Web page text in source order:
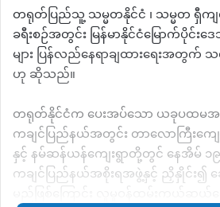
တရုတ်ပြည်သူ့ သမ္မတနိုင်ငံ ၊ သမ္မတ ရှီကျင့်
ခရီးစဉ်အတွင်း မြန်မာနိုင်ငံမြောက်ပိုင်းဒ
များ ပြန်လည်နေရာချထားရေးအတွက်
ဟု ဆိုသည်။
တရုတ်နိုင်ငံက ပေးအပ်သော ယခုပထမအ
ကချင်ပြည်နယ်အတွင်း တာလောကြီးကျေ
နှင့် နမ်ဆန်ယန်ကျေးရွာတို့တွင် နေအိမ်
ကချင်ပြည်နယ်အစိုးရအဖွဲ့နှင့် ညှိနှိုင်း၍